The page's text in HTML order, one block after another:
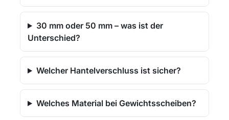
30 mm oder 50 mm – was ist der
Unterschied?
Welcher Hantelverschluss ist sicher?
Welches Material bei Gewichtsscheiben?